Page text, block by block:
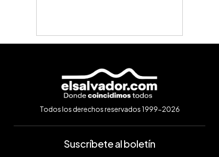
Todos los derechos reservados 1999-2026
Suscríbete al boletín